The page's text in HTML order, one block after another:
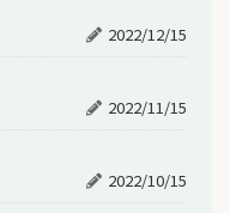
2022/12/15
2022/11/15
2022/10/15